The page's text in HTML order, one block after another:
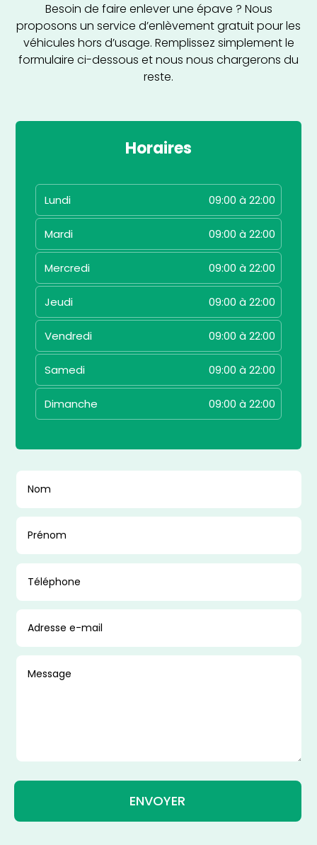
Besoin de faire enlever une épave ? Nous
proposons un service d’enlèvement gratuit pour les
véhicules hors d’usage. Remplissez simplement le
formulaire ci-dessous et nous nous chargerons du
reste.
Horaires
Lundi 09:00 à 22:00
Mardi 09:00 à 22:00
Mercredi 09:00 à 22:00
Jeudi 09:00 à 22:00
Vendredi 09:00 à 22:00
Samedi 09:00 à 22:00
Dimanche 09:00 à 22:00
ENVOYER